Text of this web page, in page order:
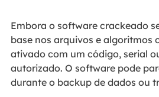
Embora o software crackeado
base nos arquivos e algoritmos
ativado com um código, serial
autorizado. O software pode
durante o backup de dados ou